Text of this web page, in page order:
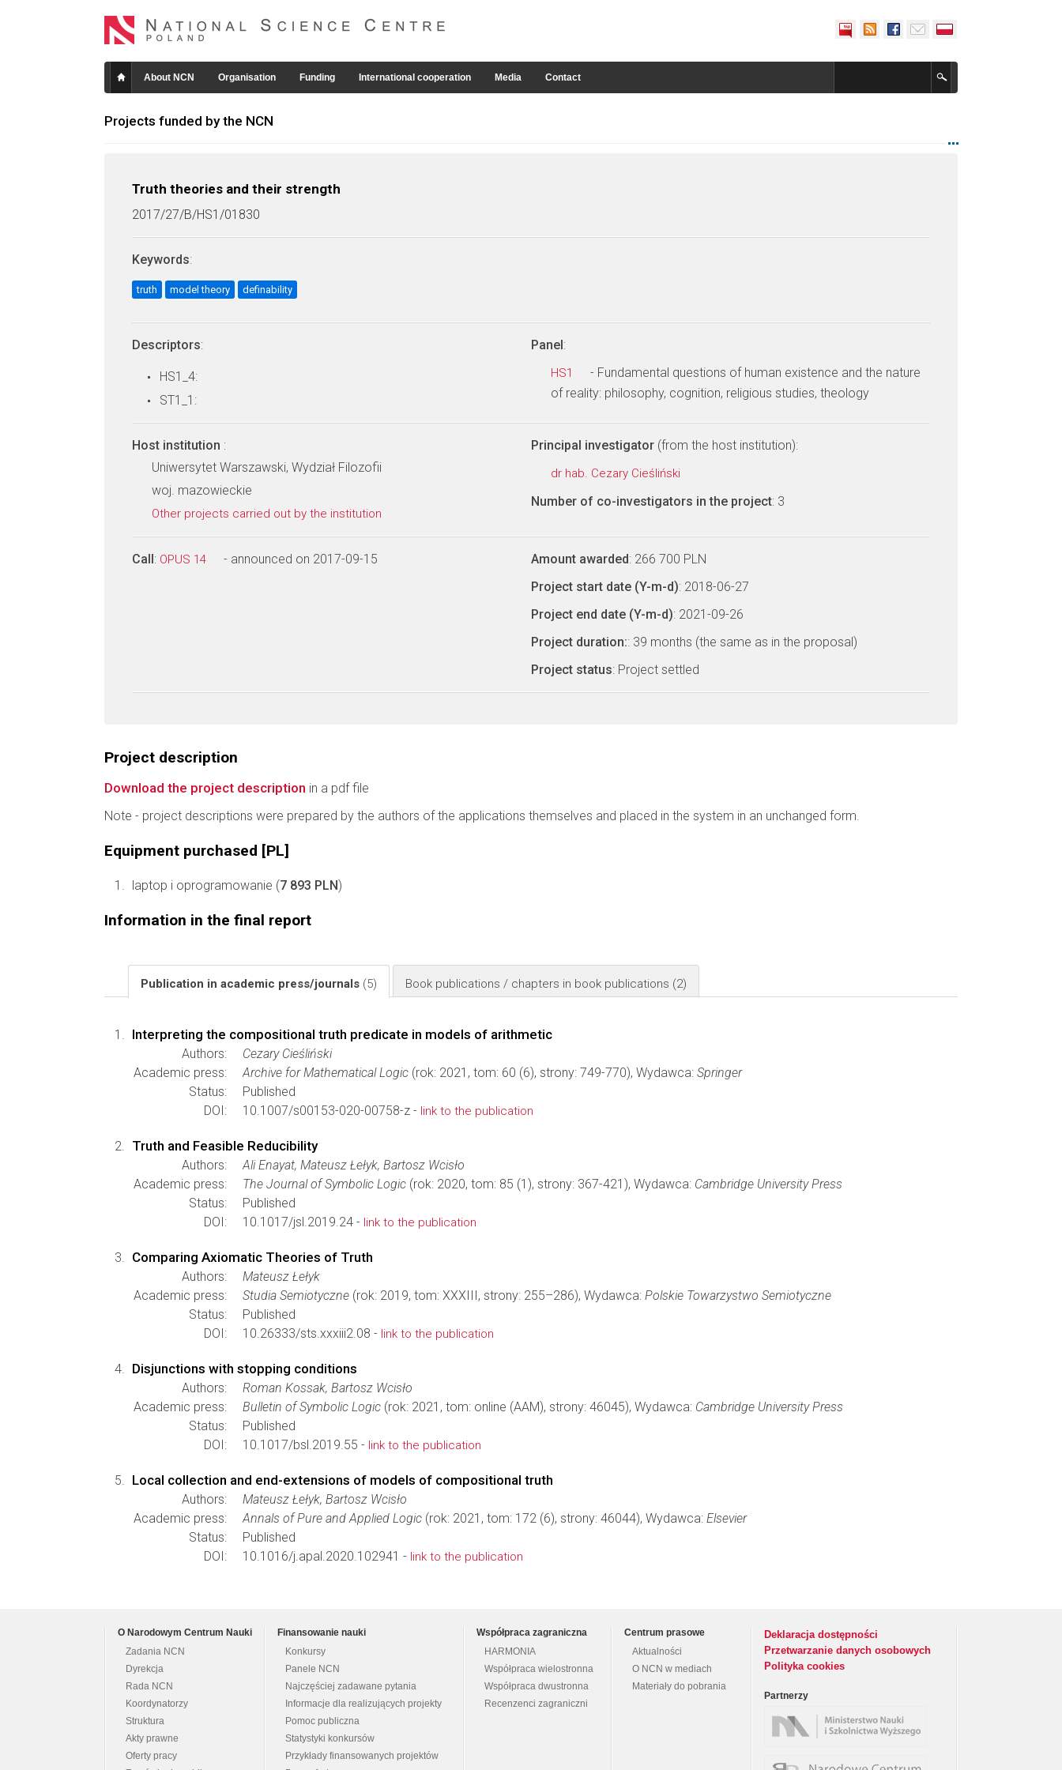
About NCN Organisation Funding International cooperation Media Contact
Projects funded by the NCN
Truth theories and their strength
2017/27/B/HS1/01830
Keywords:
truth model theory definability
Descriptors:
HS1_4:
ST1_1:
Panel:
HS1
- Fundamental questions of human existence and the nature
of reality: philosophy, cognition, religious studies, theology
Host institution :
Uniwersytet Warszawski, Wydział Filozofii
woj. mazowieckie
Other projects carried out by the institution
Principal investigator (from the host institution):
dr hab. Cezary Cieśliński
Number of co-investigators in the project: 3
Call: OPUS 14 - announced on 2017-09-15 Amount awarded: 266 700 PLN
Project start date (Y-m-d): 2018-06-27
Project end date (Y-m-d): 2021-09-26
Project duration:: 39 months (the same as in the proposal)
Project status: Project settled
Project description
Download the project description in a pdf file
Note - project descriptions were prepared by the authors of the applications themselves and placed in the system in an unchanged form.
Equipment purchased [PL]
laptop i oprogramowanie (7 893 PLN)
Information in the final report
Publication in academic press/journals (5) Book publications / chapters in book publications (2)
Interpreting the compositional truth predicate in models of arithmetic
Authors:
Cezary Cieśliński
Academic press:
Archive for Mathematical Logic (rok: 2021, tom: 60 (6), strony: 749-770), Wydawca: Springer
Status:
Published
DOI:
10.1007/s00153-020-00758-z - link to the publication
Truth and Feasible Reducibility
Authors:
Ali Enayat, Mateusz Łełyk, Bartosz Wcisło
Academic press:
The Journal of Symbolic Logic (rok: 2020, tom: 85 (1), strony: 367-421), Wydawca: Cambridge University Press
Status:
Published
DOI:
10.1017/jsl.2019.24 - link to the publication
Comparing Axiomatic Theories of Truth
Authors:
Mateusz Łełyk
Academic press:
Studia Semiotyczne (rok: 2019, tom: XXXIII, strony: 255–286), Wydawca: Polskie Towarzystwo Semiotyczne
Status:
Published
DOI:
10.26333/sts.xxxiii2.08 - link to the publication
Disjunctions with stopping conditions
Authors:
Roman Kossak, Bartosz Wcisło
Academic press:
Bulletin of Symbolic Logic (rok: 2021, tom: online (AAM), strony: 46045), Wydawca: Cambridge University Press
Status:
Published
DOI:
10.1017/bsl.2019.55 - link to the publication
Local collection and end-extensions of models of compositional truth
Authors:
Mateusz Łełyk, Bartosz Wcisło
Academic press:
Annals of Pure and Applied Logic (rok: 2021, tom: 172 (6), strony: 46044), Wydawca: Elsevier
Status:
Published
DOI:
10.1016/j.apal.2020.102941 - link to the publication
O Narodowym Centrum Nauki
Zadania NCN
Dyrekcja
Rada NCN
Koordynatorzy
Struktura
Akty prawne
Oferty pracy
Finansowanie nauki
Konkursy
Panele NCN
Najczęściej zadawane pytania
Informacje dla realizujących projekty
Pomoc publiczna
Statystyki konkursów
Przykłady finansowanych projektów
Współpraca zagraniczna
HARMONIA
Współpraca wielostronna
Współpraca dwustronna
Recenzenci zagraniczni
Centrum prasowe
Aktualności
O NCN w mediach
Materiały do pobrania
Deklaracja dostępności
Przetwarzanie danych osobowych
Polityka cookies
Partnerzy